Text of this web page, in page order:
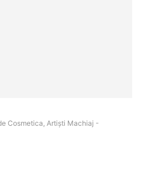
Cosmetica, Artiști Machiaj -